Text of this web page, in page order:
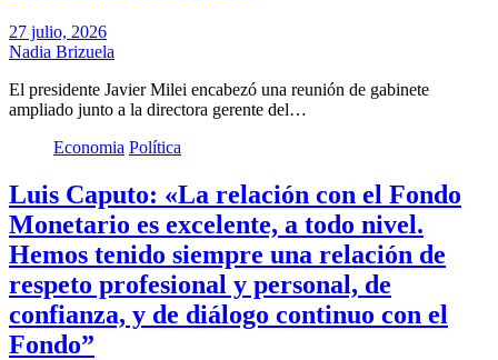
27 julio, 2026
Nadia Brizuela
El presidente Javier Milei encabezó una reunión de gabinete
ampliado junto a la directora gerente del…
Economia Política
Luis Caputo: «La relación con el Fondo
Monetario es excelente, a todo nivel.
Hemos tenido siempre una relación de
respeto profesional y personal, de
confianza, y de diálogo continuo con el
Fondo”